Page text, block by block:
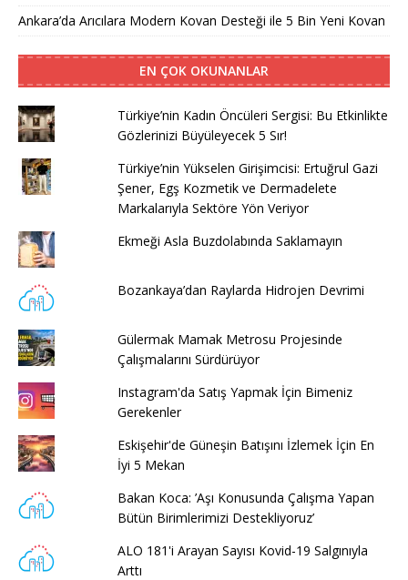
Ankara’da Arıcılara Modern Kovan Desteği ile 5 Bin Yeni Kovan
EN ÇOK OKUNANLAR
Türkiye’nin Kadın Öncüleri Sergisi: Bu Etkinlikte
Gözlerinizi Büyüleyecek 5 Sır!
Türkiye’nin Yükselen Girişimcisi: Ertuğrul Gazi
Şener, Egş Kozmetik ve Dermadelete
Markalarıyla Sektöre Yön Veriyor
Ekmeği Asla Buzdolabında Saklamayın
Bozankaya’dan Raylarda Hidrojen Devrimi
Gülermak Mamak Metrosu Projesinde
Çalışmalarını Sürdürüyor
Instagram'da Satış Yapmak İçin Bimeniz
Gerekenler
Eskişehir'de Güneşin Batışını İzlemek İçin En
İyi 5 Mekan
Bakan Koca: ’Aşı Konusunda Çalışma Yapan
Bütün Birimlerimizi Destekliyoruz’
ALO 181'i Arayan Sayısı Kovid-19 Salgınıyla
Arttı